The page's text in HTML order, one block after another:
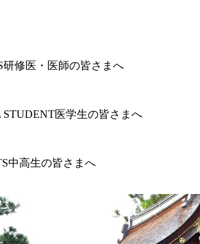
研修医・医師の皆さまへ
STUDENT医学生の皆さまへ
中高生の皆さまへ